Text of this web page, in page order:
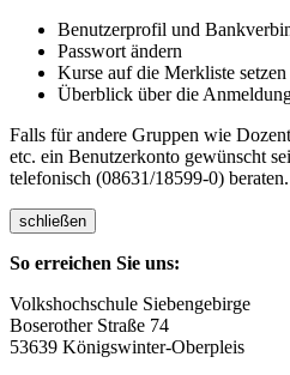
Benutzerprofil und
Passwort ändern
Kurse auf die Merkliste setzen
Überblick über die
Falls für andere Gruppen wie
etc. ein Benutzerkonto gewünscht
telefonisch (08631/18599-0) beraten.
schließen
So erreichen Sie uns:
Volkshochschule Siebengebirge
Boserother Straße 74
53639 Königswinter-Oberpleis